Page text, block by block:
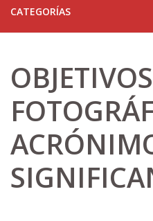
CATEGORÍAS
OBJETIVOS